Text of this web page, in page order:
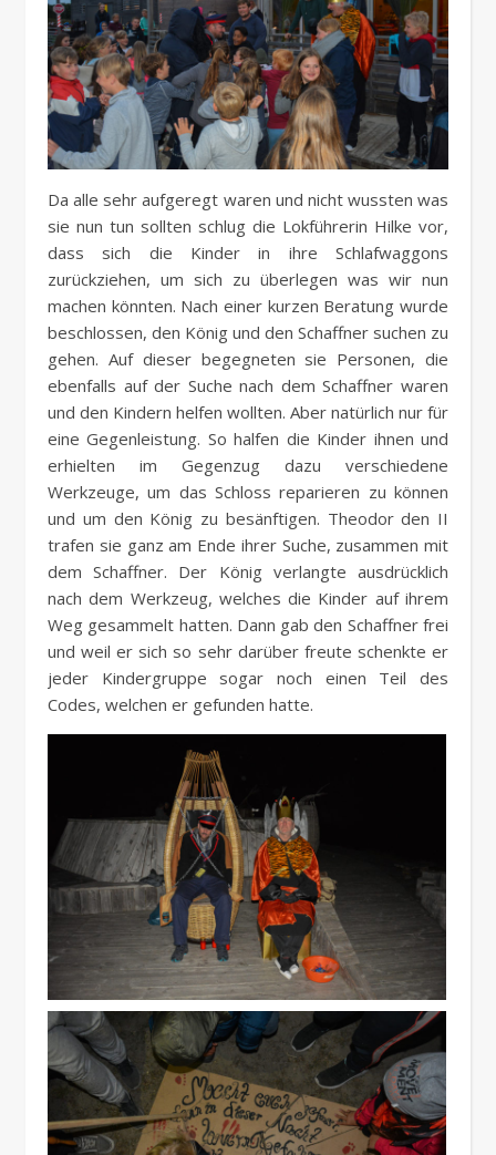
Da alle sehr aufgeregt waren und nicht wussten was
sie nun tun sollten schlug die Lokführerin Hilke vor,
dass sich die Kinder in ihre Schlafwaggons
zurückziehen, um sich zu überlegen was wir nun
machen könnten. Nach einer kurzen Beratung wurde
beschlossen, den König und den Schaffner suchen zu
gehen. Auf dieser begegneten sie Personen, die
ebenfalls auf der Suche nach dem Schaffner waren
und den Kindern helfen wollten. Aber natürlich nur für
eine Gegenleistung. So halfen die Kinder ihnen und
erhielten im Gegenzug dazu verschiedene
Werkzeuge, um das Schloss reparieren zu können
und um den König zu besänftigen. Theodor den II
trafen sie ganz am Ende ihrer Suche, zusammen mit
dem Schaffner. Der König verlangte ausdrücklich
nach dem Werkzeug, welches die Kinder auf ihrem
Weg gesammelt hatten. Dann gab den Schaffner frei
und weil er sich so sehr darüber freute schenkte er
jeder Kindergruppe sogar noch einen Teil des
Codes, welchen er gefunden hatte.